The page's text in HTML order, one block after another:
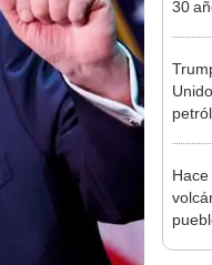
30